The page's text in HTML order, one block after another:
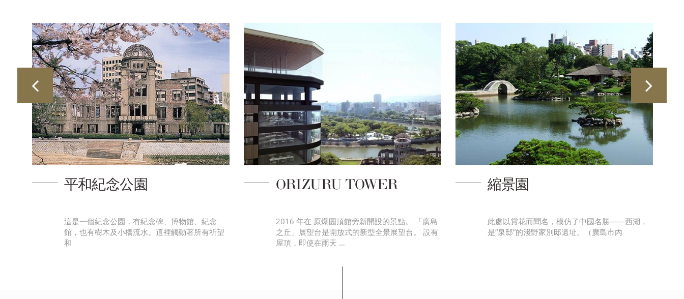
平和紀念公園
這是一個紀念公園，有紀念碑、博物館、紀念
館，也有樹木及小橋流水。這裡觸動著所有祈望
和
ORIZURU TOWER
2016 年在 原爆圓頂館旁新開設的景點。 「廣島
之丘」展望台是開放式的新型全景展望台。 設有
屋頂，即使在雨天 …
縮景園
此處以賞花而聞名，模仿了中國名勝——西湖，
是“泉邸”的淺野家別邸遺址。（廣島市內